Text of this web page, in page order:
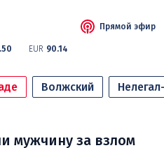
EUR 90.14
Прямой эфир
Волжский
мужчину за взлом